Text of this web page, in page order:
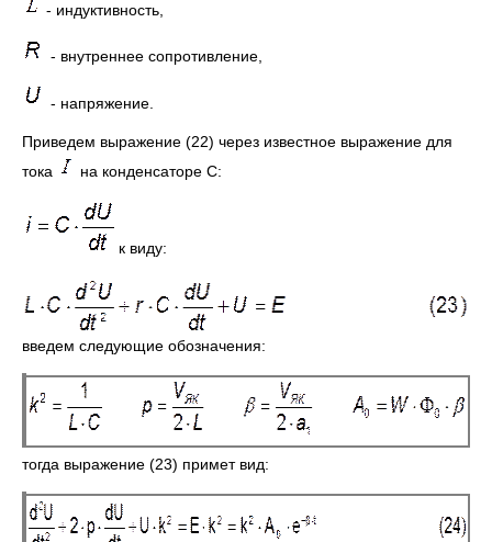
- индуктивность,
- внутреннее сопротивление,
- напряжение.
Приведем выражение (22) через известное выражение для
тока
на конденсаторе С:
к виду:
введем следующие обозначения:
тогда выражение (23) примет вид: